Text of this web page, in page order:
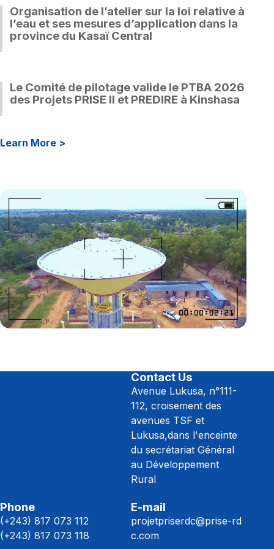
Le Projet PRISE ne vient pas remplacer le PDL-
145, il vient en complément ...
Read More>
Organisation de l’atelier sur la loi relative à
l’eau et ses mesures d’application dans la
province du Kasaï Central
Organisation de l’atelier sur la loi relative à l’eau et
ses mesures d’application dans la province du
Kasaï Central
Le Comité de pilotage valide le PTBA 2026
des Projets PRISE II et PREDIRE à Kinshasa
Le Comité de pilotage valide le PTBA 2026 des
Learn More >
Contact Us
Avenue Lukusa, n°111-
112, croisement des
avenues TSF et
Lukusa,dans l'enceinte
du secrétariat Général
au Développement
Rural
Phone
(+243) 817 073 112
(+243) 817 073 118
E-mail
projetpriserdc@prise-rd
c.com